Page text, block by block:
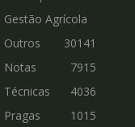
Gestão Agrícola
30141
Outros
7915
Notas
Técnicas
4036
Pragas
1015